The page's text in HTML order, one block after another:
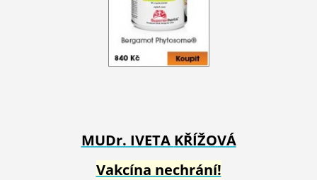
MUDr. IVETA KŘÍŽOVÁ
Vakcína nechrání!